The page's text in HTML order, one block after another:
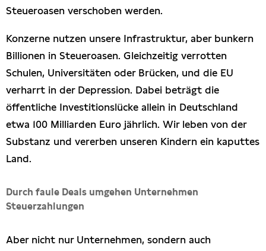
Steueroasen verschoben werden.
Konzerne nutzen unsere Infrastruktur, aber bunkern
Billionen in Steueroasen. Gleichzeitig verrotten
Schulen, Universitäten oder Brücken, und die EU
verharrt in der Depression. Dabei beträgt die
öffentliche Investitionslücke allein in Deutschland
etwa 100 Milliarden Euro jährlich. Wir leben von der
Substanz und vererben unseren Kindern ein kaputtes
Land.
Durch faule Deals umgehen Unternehmen
Steuerzahlungen
Aber nicht nur Unternehmen, sondern auch